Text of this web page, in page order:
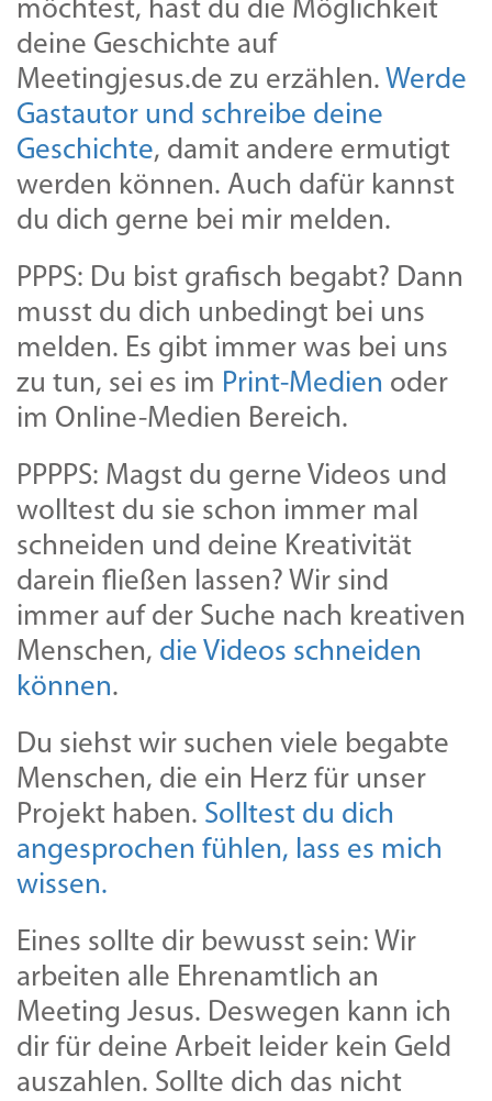
möchtest, hast du die Möglichkeit
deine Geschichte auf
Meetingjesus.de zu erzählen. Werde
Gastautor und schreibe deine
Geschichte, damit andere ermutigt
werden können. Auch dafür kannst
du dich gerne bei mir melden.
PPPS: Du bist grafisch begabt? Dann
musst du dich unbedingt bei uns
melden. Es gibt immer was bei uns
zu tun, sei es im Print-Medien oder
im Online-Medien Bereich.
PPPPS: Magst du gerne Videos und
wolltest du sie schon immer mal
schneiden und deine Kreativität
darein fließen lassen? Wir sind
immer auf der Suche nach kreativen
Menschen, die Videos schneiden
können.
Du siehst wir suchen viele begabte
Menschen, die ein Herz für unser
Projekt haben. Solltest du dich
angesprochen fühlen, lass es mich
wissen.
Eines sollte dir bewusst sein: Wir
arbeiten alle Ehrenamtlich an
Meeting Jesus. Deswegen kann ich
dir für deine Arbeit leider kein Geld
auszahlen. Sollte dich das nicht